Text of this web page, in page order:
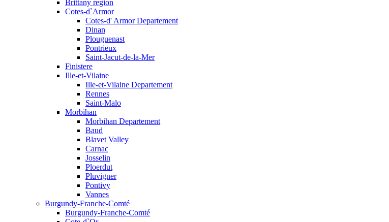
Brittany region
Cotes-d`Armor
Cotes-d' Armor Departement
Dinan
Plouguenast
Pontrieux
Saint-Jacut-de-la-Mer
Finistere
Ille-et-Vilaine
Ille-et-Vilaine Departement
Rennes
Saint-Malo
Morbihan
Morbihan Departement
Baud
Blavet Valley
Carnac
Josselin
Ploerdut
Pluvigner
Pontivy
Vannes
Burgundy-Franche-Comté
Burgundy-Franche-Comté